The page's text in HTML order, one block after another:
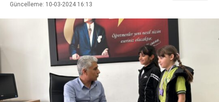
Güncelleme: 10-03-2024 16:13